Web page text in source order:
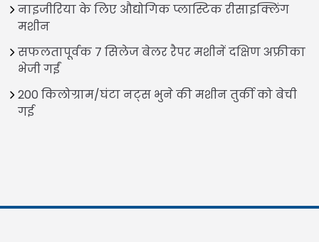
नाइजीरिया के लिए औद्योगिक प्लास्टिक रीसाइक्लिंग
मशीन
सफलतापूर्वक 7 सिलेज बेलर रैपर मशीनें दक्षिण अफ्रीका
भेजी गईं
200 किलोग्राम/घंटा नट्स भुने की मशीन तुर्की को बेची
गई